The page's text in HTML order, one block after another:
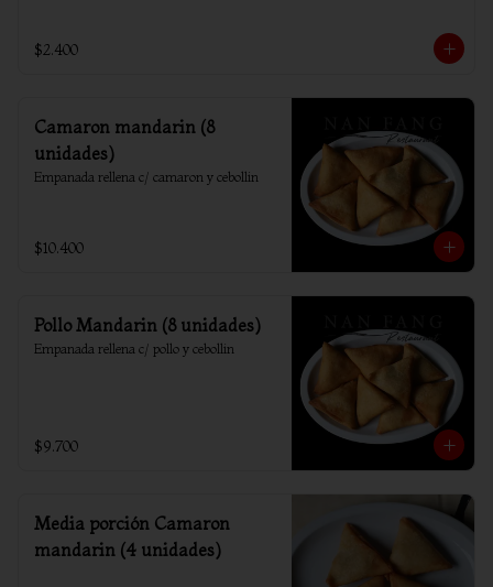
$2.400
Camaron mandarin (8
unidades)
Empanada rellena c/ camaron y cebollin
$10.400
Pollo Mandarin (8 unidades)
Empanada rellena c/ pollo y cebollin
$9.700
Media porción Camaron
mandarin (4 unidades)